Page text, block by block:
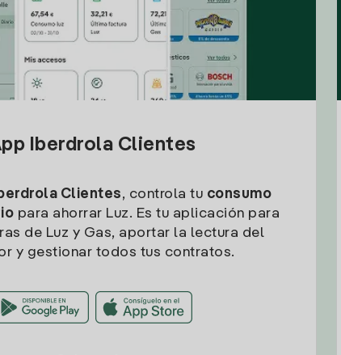
Iberdrola Clientes
Clientes, controla tu consumo
para ahorrar Luz. Es tu aplicación para
de Luz y Gas, aportar la lectura del
y gestionar todos tus contratos.